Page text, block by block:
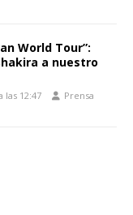
World Tour”:
a nuestro
las 12:47 Prensa